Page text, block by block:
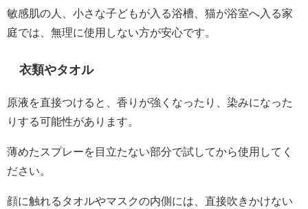
敏感肌の人、小さな子どもが入る浴槽、猫が浴室へ入る家
庭では、無理に使用しない方が安心です。
衣類やタオル
原液を直接つけると、香りが強くなったり、染みになった
りする可能性があります。
薄めたスプレーを目立たない部分で試してから使用してく
ださい。
顔に触れるタオルやマスクの内側には、直接吹きかけない